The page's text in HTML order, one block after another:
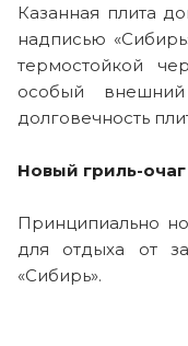
Казанная плита
надписью
термостойкой
особый
долговечность
Новый гриль-
Принципиально
для отдыха от
«Сибирь».